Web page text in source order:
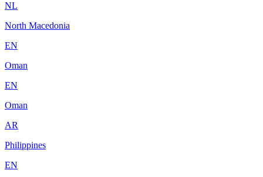
NL
North Macedonia
EN
Oman
EN
Oman
AR
Philippines
EN